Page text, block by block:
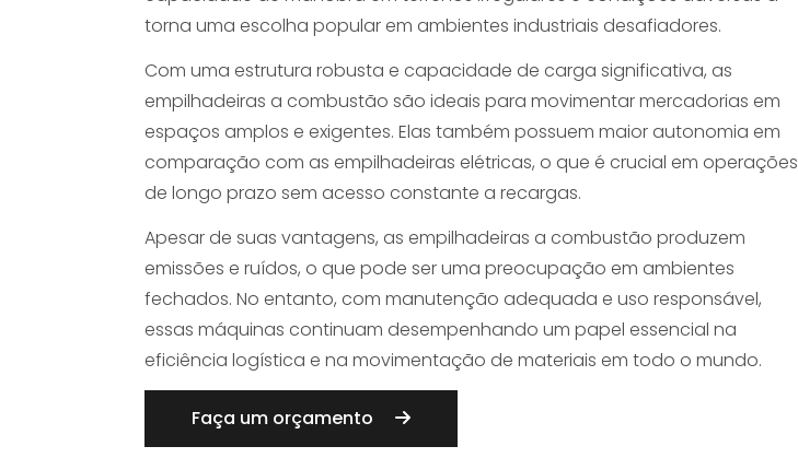
torna uma escolha popular em ambientes industriais desafiadores.
Com uma estrutura robusta e capacidade de carga significativa, as
empilhadeiras a combustão são ideais para movimentar mercadorias em
espaços amplos e exigentes. Elas também possuem maior autonomia em
comparação com as empilhadeiras elétricas, o que é crucial em operações
de longo prazo sem acesso constante a recargas.
Apesar de suas vantagens, as empilhadeiras a combustão produzem
emissões e ruídos, o que pode ser uma preocupação em ambientes
fechados. No entanto, com manutenção adequada e uso responsável,
essas máquinas continuam desempenhando um papel essencial na
eficiência logística e na movimentação de materiais em todo o mundo.
Faça um orçamento